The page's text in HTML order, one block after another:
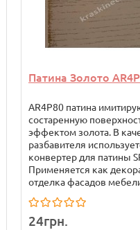
Патина Золото
AR4P80 патина
состаренную
эффектом золота. В
разбавителя
конвертер для патины
Применяется как
отделка фасадов
24грн.